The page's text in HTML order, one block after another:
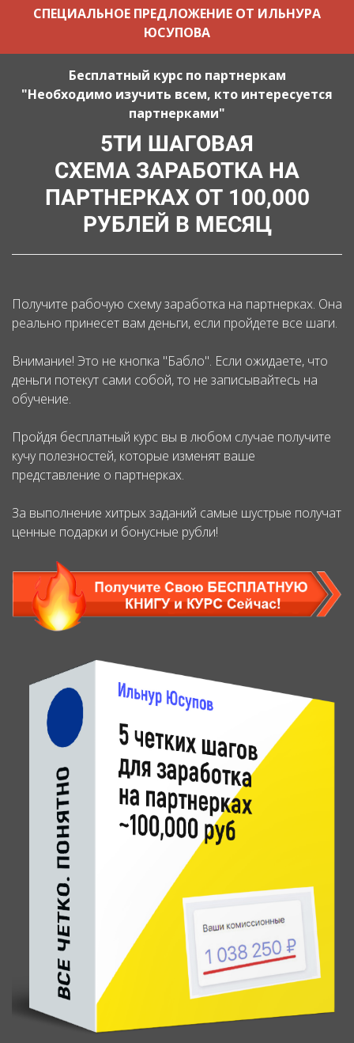
СПЕЦИАЛЬНОЕ ПРЕДЛОЖЕНИЕ ОТ ИЛЬНУРА
ЮСУПОВА
Бесплатный курс по партнеркам
"Необходимо изучить всем, кто интересуется
партнерками"
5ТИ ШАГОВАЯ
СХЕМА ЗАРАБОТКА НА
ПАРТНЕРКАХ ОТ 100,000
РУБЛЕЙ В МЕСЯЦ
Получите рабочую схему заработка на партнерках. Она
реально принесет вам деньги, если пройдете все шаги.
Внимание! Это не кнопка "Бабло". Если ожидаете, что
деньги потекут сами собой, то не записывайтесь на
обучение.
Пройдя бесплатный курс вы в любом случае получите
кучу полезностей, которые изменят ваше
представление о партнерках.
За выполнение хитрых заданий самые шустрые получат
ценные подарки и бонусные рубли!